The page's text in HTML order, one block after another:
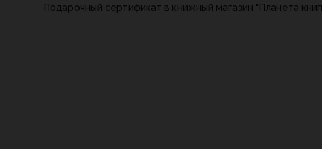
Подарочный сертификат в книжный магазин "Планета